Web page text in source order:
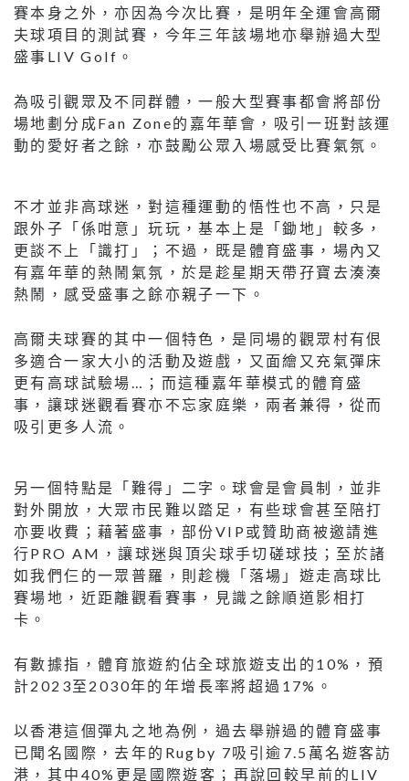
賽本身之外，亦因為今次比賽，是明年全運會高爾
夫球項目的測試賽，今年三年該場地亦舉辦過大型
盛事LIV Golf。
為吸引觀眾及不同群體，一般大型賽事都會將部份
場地劃分成Fan Zone的嘉年華會，吸引一班對該運
動的愛好者之餘，亦鼓勵公眾入場感受比賽氣氛。
不才並非高球迷，對這種運動的悟性也不高，只是
跟外子「係咁意」玩玩，基本上是「鋤地」較多，
更談不上「識打」；不過，既是體育盛事，場內又
有嘉年華的熱鬧氣氛，於是趁星期天帶孖寶去湊湊
熱鬧，感受盛事之餘亦親子一下。
高爾夫球賽的其中一個特色，是同場的觀眾村有佷
多適合一家大小的活動及遊戲，又面繪又充氣彈床
更有高球試驗場…；而這種嘉年華模式的體育盛
事，讓球迷觀看賽亦不忘家庭樂，兩者兼得，從而
吸引更多人流。
另一個特點是「難得」二字。球會是會員制，並非
對外開放，大眾市民難以踏足，有些球會甚至陪打
亦要收費；藉著盛事，部份VIP或贊助商被邀請進
行PRO AM，讓球迷與頂尖球手切磋球技；至於諸
如我們仨的一眾普羅，則趁機「落場」遊走高球比
賽場地，近距離觀看賽事，見識之餘順道影相打
卡。
有數據指，體育旅遊約佔全球旅遊支出的10%，預
計2023至2030年的年增長率將超過17%。
以香港這個彈丸之地為例，過去舉辦過的體育盛事
已聞名國際，去年的Rugby 7吸引逾7.5萬名遊客訪
港，其中40%更是國際遊客；再說回較早前的LIV